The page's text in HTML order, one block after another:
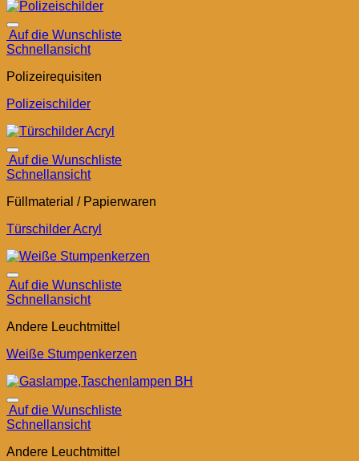
Auf die Wunschliste
Schnellansicht
Polizeirequisiten
Polizeischilder
Auf die Wunschliste
Schnellansicht
Füllmaterial / Papierwaren
Türschilder Acryl
Auf die Wunschliste
Schnellansicht
Andere Leuchtmittel
Weiße Stumpenkerzen
Auf die Wunschliste
Schnellansicht
Andere Leuchtmittel